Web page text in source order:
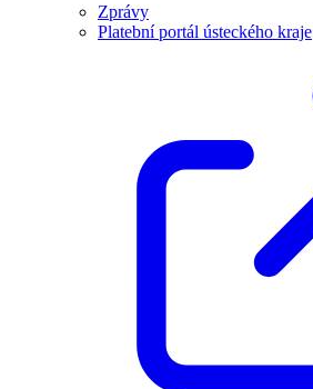
Zprávy
Platební portál ústeckého kraje